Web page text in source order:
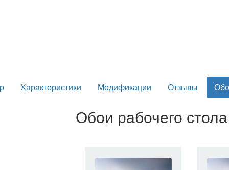
Характеристики Модификации Отзывы
Обои рабочего